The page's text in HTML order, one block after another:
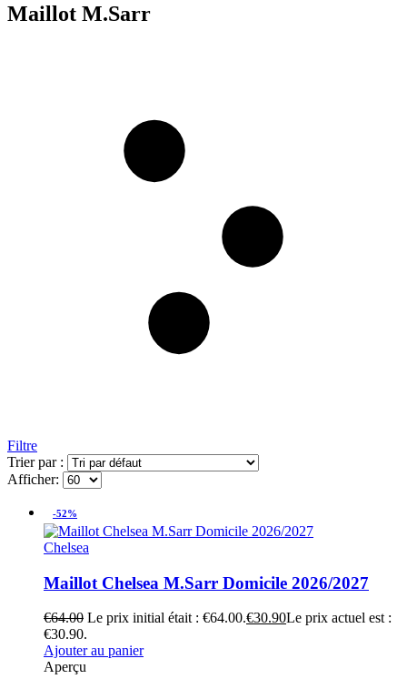
Maillot M.Sarr
Filtre
Trier par :
Afficher:
-52%
Chelsea
Maillot Chelsea M.Sarr Domicile 2026/2027
€64.00 Le prix initial était : €64.00.€30.90Le prix actuel est :
€30.90.
Ajouter au panier
Aperçu